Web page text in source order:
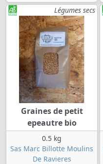
Légumes secs
Graines de petit
epeautre bio
0.5 kg
Sas Marc Billotte Moulins
De Ravieres